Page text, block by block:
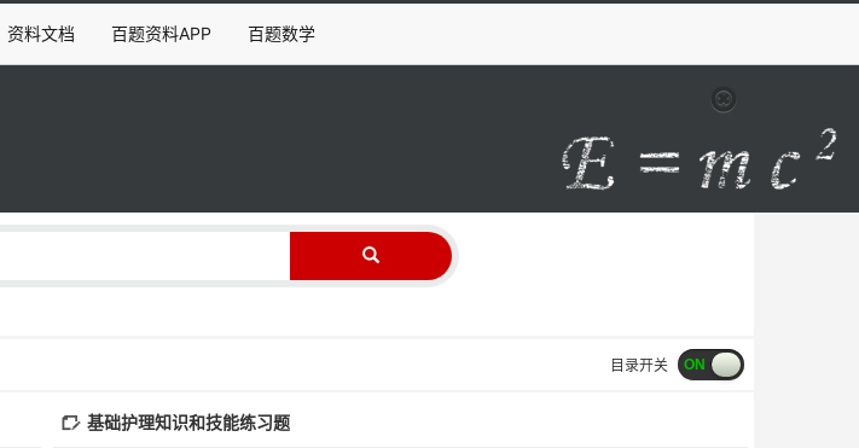
资料文档 百题资料APP 百题数学
目录开关
基础护理知识和技能练习题